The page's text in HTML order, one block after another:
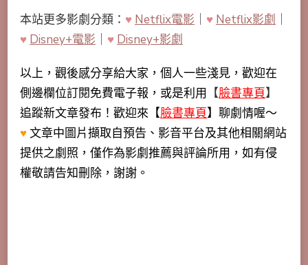
本站更多影劇分類： ♥ Netflix電影 ♥ Netflix影劇
♥ Disney+電影 ♥ Disney+影劇
以上，觀後感分享給大家，個人一些淺見，歡迎在
側邊欄位訂閱免費電子報，或是利用 【臉書專頁】
追蹤新文章發布！歡迎來【臉書專頁】聊劇情喔～
♥文章中圖片擷取自預告、影音平台及其他相關網站
提供之劇照，僅作為影劇推薦與評論所用，如有侵
權敬請告知刪除，謝謝。